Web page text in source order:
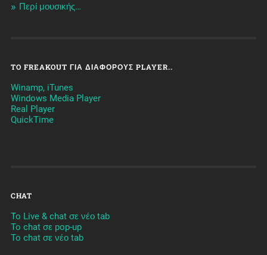
Περί μουσικής…
TO FREAKOUT ΓΙΑ ΔΙΆΦΟΡΟΥΣ PLAYER..
Winamp, iTunes
Windows Media Player
Real Player
QuickTime
CHAT
To Live & chat σε νέο tab
To chat σε pop-up
To chat σε νέο tab